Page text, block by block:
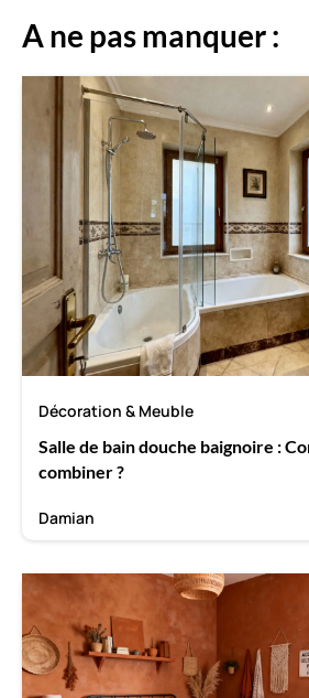
A ne pas manquer :
Décoration & Meuble
Salle de bain douche baignoire :
combiner ?
Damian